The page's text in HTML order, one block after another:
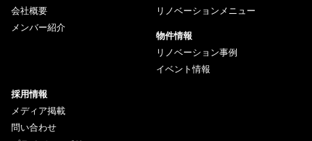
会社概要
メンバー紹介
リノベーションメニュー
物件情報
リノベーション事例
イベント情報
採用情報
メディア掲載
問い合わせ